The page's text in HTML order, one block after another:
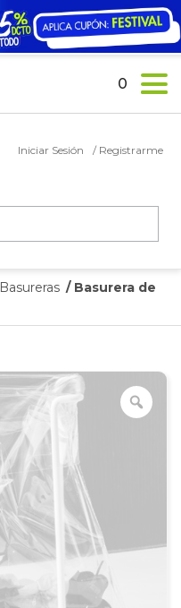
Iniciar Sesión / Registrarme
0
Basureras / Basurera de